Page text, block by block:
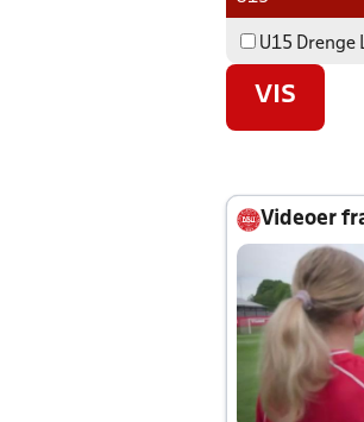
U15 Drenge
VIS
Videoer